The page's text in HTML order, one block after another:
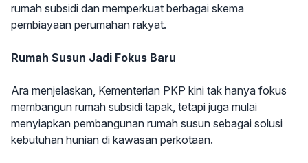
rumah subsidi dan memperkuat berbagai skema
pembiayaan perumahan rakyat.
Rumah Susun Jadi Fokus Baru
Ara menjelaskan, Kementerian PKP kini tak hanya fokus
membangun rumah subsidi tapak, tetapi juga mulai
menyiapkan pembangunan rumah susun sebagai solusi
kebutuhan hunian di kawasan perkotaan.